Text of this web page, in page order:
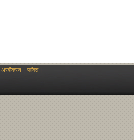
अस्वीकरण | फॉक्स|